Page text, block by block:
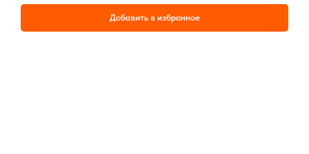
Добавить в избранное